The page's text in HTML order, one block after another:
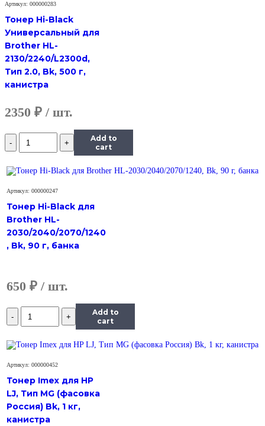
Ricoh
Aficio
100,
Polyester,
Bk,
700
канистра
Артикул: 000000283
Тонер Hi-Black
Универсальный для
Brother HL-
2130/2240/L2300d,
Тип 2.0, Bk, 500 г,
канистра
2350 ₽
Количество
Тонер
Black
для
Aficio
SP
100,
Polyester,
канистра
Add to
cart
Артикул: 000000247
Тонер Hi-Black для
Brother HL-
2030/2040/2070/1240
, Bk, 90 г, банка
650 ₽
Количество
Тонер
Black
для
Aficio
SP
100,
Polyester,
Add to
cart
Артикул: 000000452
Тонер Imex для HP
LJ, Тип MG (фасовка
Россия) Bk, 1 кг,
канистра